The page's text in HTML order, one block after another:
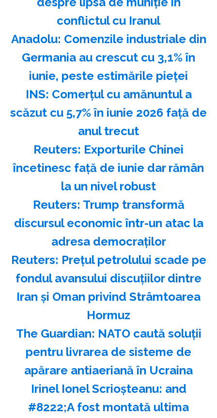
conflictul cu Iranul
Anadolu: Comenzile industriale din
Germania au crescut cu 3,1% în
iunie, peste estimările pieţei
INS: Comerţul cu amănuntul a
scăzut cu 5,7% în iunie 2026 faţă de
anul trecut
Reuters: Exporturile Chinei
încetinesc faţă de iunie dar rămân
la un nivel robust
Reuters: Trump transformă
discursul economic într-un atac la
adresa democraţilor
Reuters: Preţul petrolului scade pe
fondul avansului discuţiilor dintre
Iran şi Oman privind Strâmtoarea
Hormuz
The Guardian: NATO caută soluţii
pentru livrarea de sisteme de
apărare antiaeriană în Ucraina
Irinel Ionel Scrioşteanu: and
#8222;A fost montată ultima